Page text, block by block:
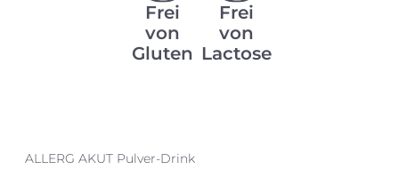
ALLERG AKUT Pulver-Drink
Frei
von
Gluten
Frei
von
Lactose